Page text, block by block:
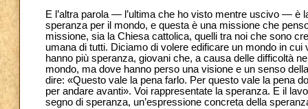
E l’altra parola — l’ultima che ho visto mentre uscivo — è
speranza per il mondo, e questa è una missione che
missione, sia la Chiesa cattolica, quelli tra noi che sono
umana di tutti. Diciamo di volere edificare un mondo in
hanno più speranza, giovani che, a causa delle difficoltà
mondo, ma dove hanno perso una visione e un senso
dire: «Questo vale la pena farlo. Per questo vale la pena
per andare avanti». Voi rappresentate la speranza. E il
segno di speranza, un’espressione concreta della